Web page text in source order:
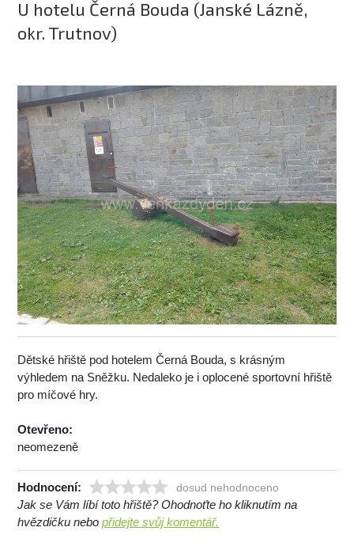
U hotelu Černá Bouda (Janské Lázně,
okr. Trutnov)
Dětské hřiště pod hotelem Černá Bouda, s krásným
výhledem na Sněžku. Nedaleko je i oplocené sportovní hřiště
pro míčové hry.
Otevřeno:
neomezeně
Hodnocení: dosud nehodnoceno
Jak se Vám líbí toto hřiště? Ohodnoťte ho kliknutím na
hvězdičku nebopřidejte svůj komentář.